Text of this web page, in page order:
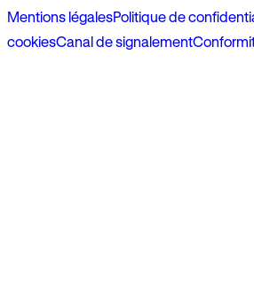
Mentions légalesPolitique de
cookiesCanal de signalement